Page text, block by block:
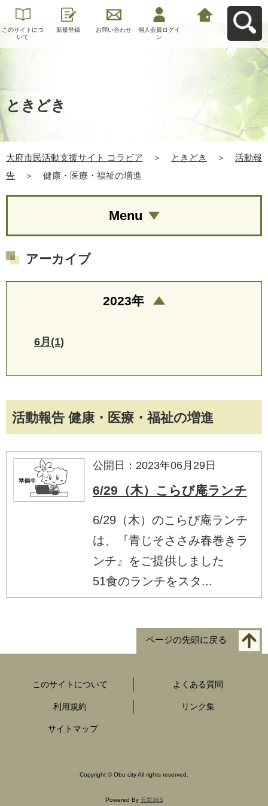
このサイトにつ
いて
新規登録 お問い合わせ
個人会員ログイ
ン
ときどき
大府市民活動支援サイト コラビア ＞ ときどき ＞
活動報
告
＞ 健康・医療・福祉の増進
活動報告 健康・医療・福祉の増進
公開日：2023年06月29日
6/29（木）こらび庵ランチ
6/29（木）のこらび庵ランチ
は、『青じそささみ春巻きラ
ンチ』をご提供しました
51食のランチをスタ...
Menu
アーカイブ
2023年
6月(1)
ページの先頭に戻る
このサイトについて よくある質問
利用規約 リンク集
サイトマップ
Copyright ©Obu city All rights reserved.
Powered By 元気365